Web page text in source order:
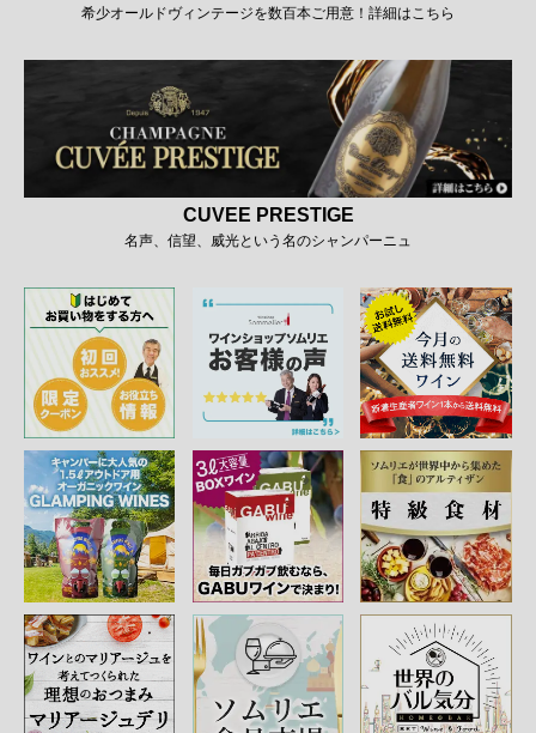
希少オールドヴィンテージを数百本ご用意！詳細はこちら
CUVEE PRESTIGE
名声、信望、威光という名のシャンパーニュ